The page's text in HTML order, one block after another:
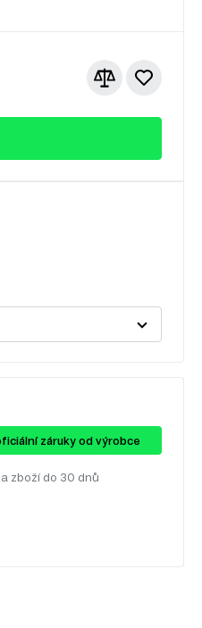
záruky od výrobce
zboží do 30 dnů